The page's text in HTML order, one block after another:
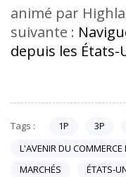
animé par
suivante :
depuis les États-
Tags : 1P 3P
L'AVENIR DU COMMERCE
MARCHÉS
ÉTATS-